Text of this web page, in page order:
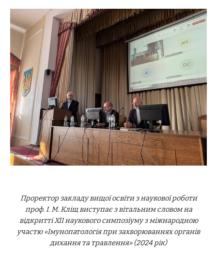
Проректор закладу вищої освіти з наукової роботи
проф. І. М. Кліщ виступає з вітальним словом на
відкритті XII наукового симпозіуму з міжнародною
участю «Імунопатологія при захворюваннях органів
дихання та травлення» (2024 рік)